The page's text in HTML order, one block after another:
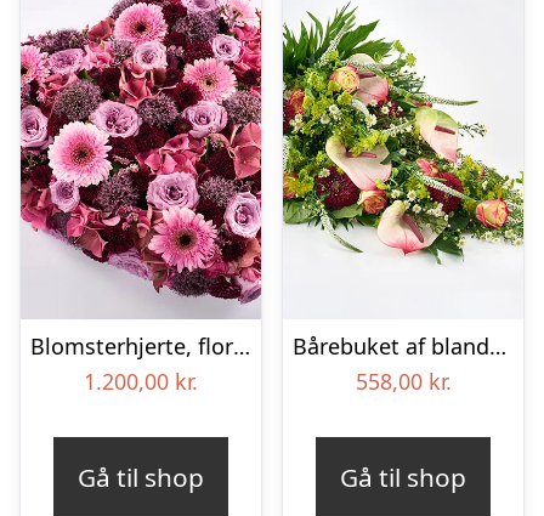
Blomsterhjerte, floristens valg – Blomster til begravelse
1.200,00 kr.
Gå til shop
Bårebuket af blandede blomster – Blomster til begravelse
558,00 kr.
Gå til shop